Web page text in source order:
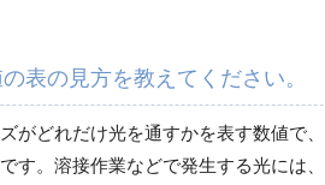
表の見方を教えてください。
がどれだけ光を通すかを表す数値で
す。溶接作業などで発生する光には